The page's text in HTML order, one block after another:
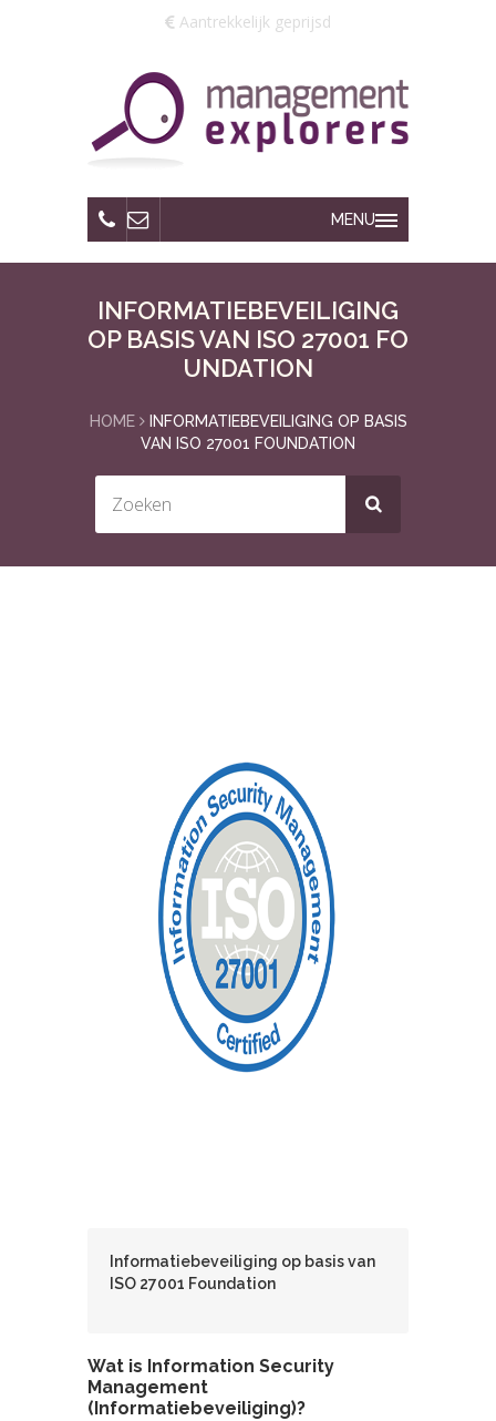
Aantrekkelijk geprijsd
MENU
INFORMATIEBEVEILIGING
OP BASIS VAN ISO 27001 FO
UNDATION
HOME
INFORMATIEBEVEILIGING OP BASIS
VAN ISO 27001 FOUNDATION
Informatiebeveiliging op basis van
ISO 27001 Foundation
Wat is Information Security
Management
(Informatiebeveiliging)?